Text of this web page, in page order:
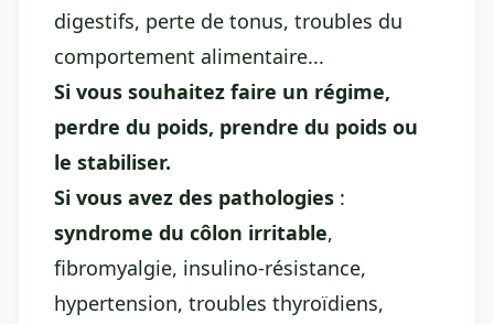
digestifs, perte de tonus, troubles du
comportement alimentaire...
Si vous souhaitez faire un régime,
perdre du poids, prendre du poids ou
le stabiliser.
Si vous avez des pathologies :
syndrome du côlon irritable,
fibromyalgie, insulino-résistance,
hypertension, troubles thyroïdiens,